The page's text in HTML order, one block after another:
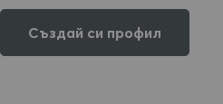
Създай си профил